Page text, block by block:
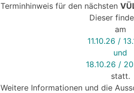
Terminhinweis für den nächsten
Dieser
am
11.10.26 /
und
18.10.26 /
statt.
Weitere Informationen und die